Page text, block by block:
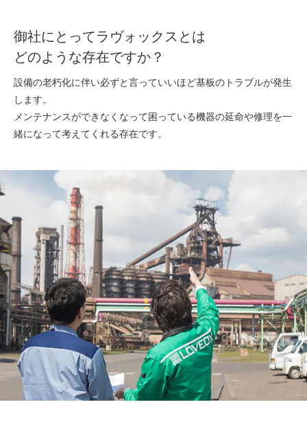
御社にとってラヴォックスとは
どのような存在ですか？
設備の老朽化に伴い必ずと言っていいほど基板のトラブルが発生
します。
メンテナンスができなくなって困っている機器の延命や修理を一
緒になって考えてくれる存在です。